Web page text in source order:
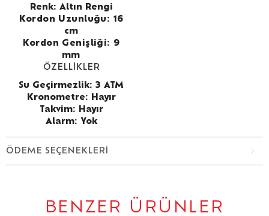
Renk: Altın Rengi
Kordon Uzunluğu: 16
cm
Kordon Genişliği: 9
mm
ÖZELLİKLER
Su Geçirmezlik: 3 ATM
Kronometre: Hayır
Takvim: Hayır
Alarm: Yok
ÖDEME SEÇENEKLERI
BENZER ÜRÜNLER